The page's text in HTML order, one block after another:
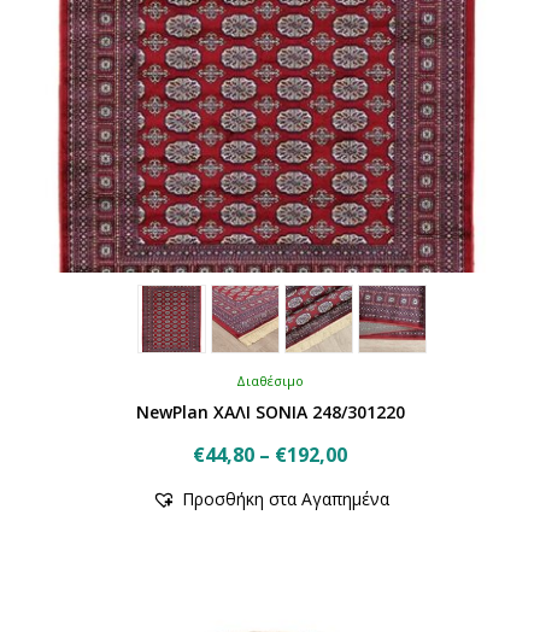
του
προϊόντος
Διαθέσιμο
NewPlan ΧΑΛΙ SONIA 248/301220
€44,80 – €192,00Price
€44,80
το
Προσθήκη στα Αγαπημένα